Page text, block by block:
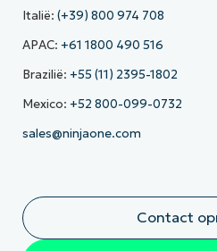
Italië: (+39) 800 974 708
APAC: +61 1800 490 516
Brazilië: +55 (11) 2395-1802
Mexico: +52 800-099-0732
sales@ninjaone.com
Contact